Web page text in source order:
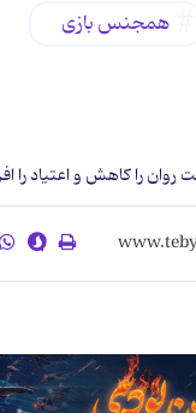
همجنس بازی
روان را کاهش و اعتیاد را